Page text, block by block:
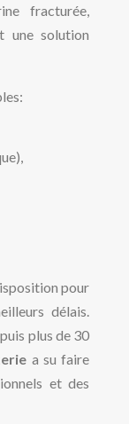
fracturée,
une solution
pour
délais.
plus de 30
a su faire
et des